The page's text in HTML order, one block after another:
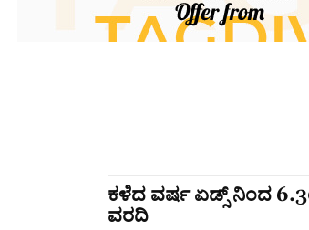
ಕಳೆದ ವರ್ಷ ಏಡ್ಸ್‌ ನಿಂದ 6.30
ವರದಿ